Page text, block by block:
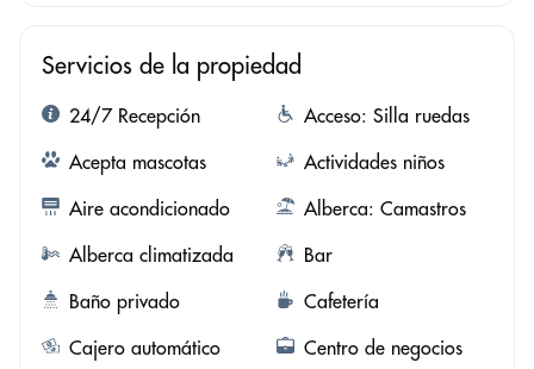
Servicios de la propiedad
24/7 Recepción
Acceso: Silla ruedas
Acepta mascotas
Actividades niños
Aire acondicionado
Alberca: Camastros
Alberca climatizada
Bar
Baño privado
Cafetería
Cajero automático
Centro de negocios